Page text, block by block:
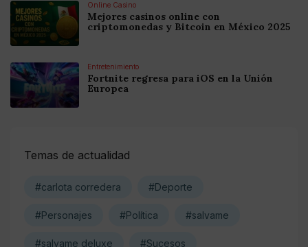
Online Casino
Mejores casinos online con
criptomonedas y Bitcoin en México 2025
Entretenimiento
Fortnite regresa para iOS en la Unión
Europea
Temas de actualidad
#carlota corredera #Deporte
#Personajes #Política #salvame
#salvame deluxe #Sucesos